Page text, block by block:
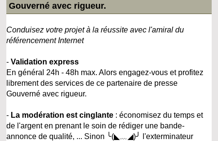
Gouverné avec rigueur.
Conduisez votre projet à la réussite avec l'amiral du
référencement Internet
-Validation express
En général 24h - 48h max. Alors engagez-vous et profitez
librement des services de ce partenaire de presse
Gouverné avec rigueur.
- La modération est cinglante : économisez du temps et
de l'argent en prenant le soin de rédiger une bande-
annonce de qualité, ... Sinon ╰(◣﹏◢)╯ l'exterminateur